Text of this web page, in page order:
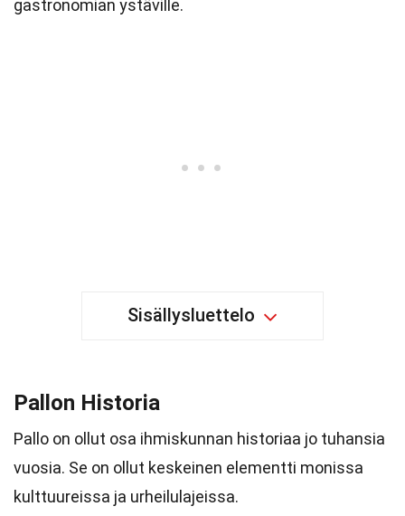
gastronomian ystäville.
Sisällysluettelo
Pallon Historia
Pallo on ollut osa ihmiskunnan historiaa jo tuhansia
vuosia. Se on ollut keskeinen elementti monissa
kulttuureissa ja urheilulajeissa.